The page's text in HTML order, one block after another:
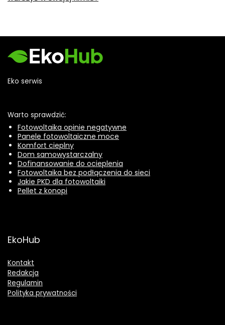
Eko serwis
Warto sprawdzić:
Fotowoltaika opinie negatywne
Panele fotowoltaiczne moce
Komfort cieplny
Dom samowystarczalny
Dofinansowanie do ocieplenia
Fotowoltaika bez podłączenia do sieci
Jakie PKD dla fotowoltaiki
Pellet z konopi
EkoHub
Kontakt
Redakcja
Regulamin
Polityka prywatności